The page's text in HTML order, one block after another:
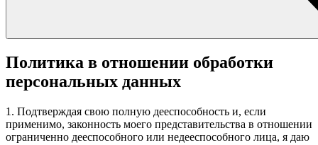
Политика в отношении обработки
персональных данных
1. Подтверждая свою полную дееспособность и, если
применимо, законность моего представительства в отношении
ограниченно дееспособного или недееспособного лица, я даю